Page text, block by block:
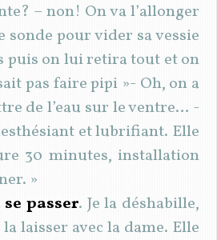
– non! On va l’allonger
sonde pour vider sa vessie
puis on lui retira tout et on
pas faire pipi »- Oh, on a
de l’eau sur le ventre… -
et lubrifiant. Elle
30 minutes, installation
»
passer. Je la déshabille,
laisser avec la dame. Elle